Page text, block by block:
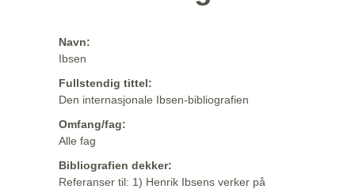
Navn:
Ibsen
Fullstendig tittel:
Den internasjonale Ibsen-bibliografien
Omfang/fag:
Alle fag
Bibliografien dekker:
Referanser til: 1) Henrik Ibsens verker på